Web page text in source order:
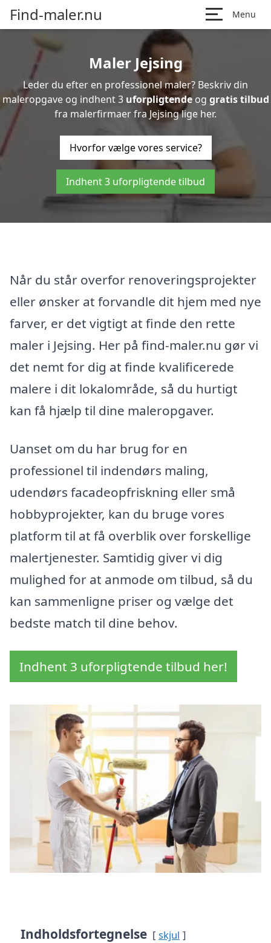
Find-maler.nu Menu
Maler Jejsing
Leder du efter en professionel maler? Beskriv din
maleropgave og indhent 3 uforpligtendeog gratis tilbud
fra malerfirmaer fra Jejsing lige her.
Hvorfor vælge vores service?
Indhent 3 uforpligtende tilbud
Når du står overfor renoveringsprojekter
eller ønsker at forvandle dit hjem med nye
farver, er det vigtigt at finde den rette
maler i Jejsing. Her på find-maler.nu gør vi
det nemt for dig at finde kvalificerede
malere i dit lokalområde, så du hurtigt
kan få hjælp til dine maleropgaver.
Uanset om du har brug for en
professionel til indendørs maling,
udendørs facadeopfriskning eller små
hobbyprojekter, kan du bruge vores
platform til at få overblik over forskellige
malertjenester. Samtidig giver vi dig
mulighed for at anmode om tilbud, så du
kan sammenligne priser og vælge det
bedste match til dine behov.
Indhent 3 uforpligtende tilbud her!
Indholdsfortegnelse skjul